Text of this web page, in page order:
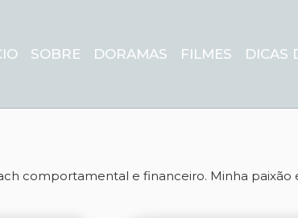
SOBRE DORAMAS FILMES DICAS
comportamental e financeiro. Minha